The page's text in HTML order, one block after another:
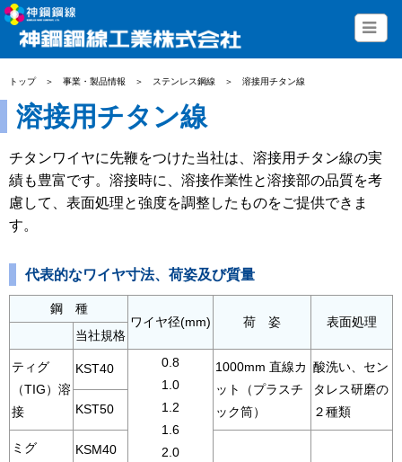
トップ ＞ 事業・製品情報 ＞ ステンレス鋼線 ＞ 溶接用チタン線
溶接用チタン線
チタンワイヤに先鞭をつけた当社は、溶接用チタン線の実
績も豊富です。溶接時に、溶接作業性と溶接部の品質を考
慮して、表面処理と強度を調整したものをご提供できま
す。
代表的なワイヤ寸法、荷姿及び質量
鋼 種
ワイヤ径(mm)
荷 姿
表面処理
当社規格
ティグ
（TIG）溶
接
KST40
0.8
1.0
1.2
1.6
2.0
1000mm 直線カ
ット（プラスチ
ック筒）
酸洗い、セン
タレス研磨の
２種類
KST50
ミグ
KSM40